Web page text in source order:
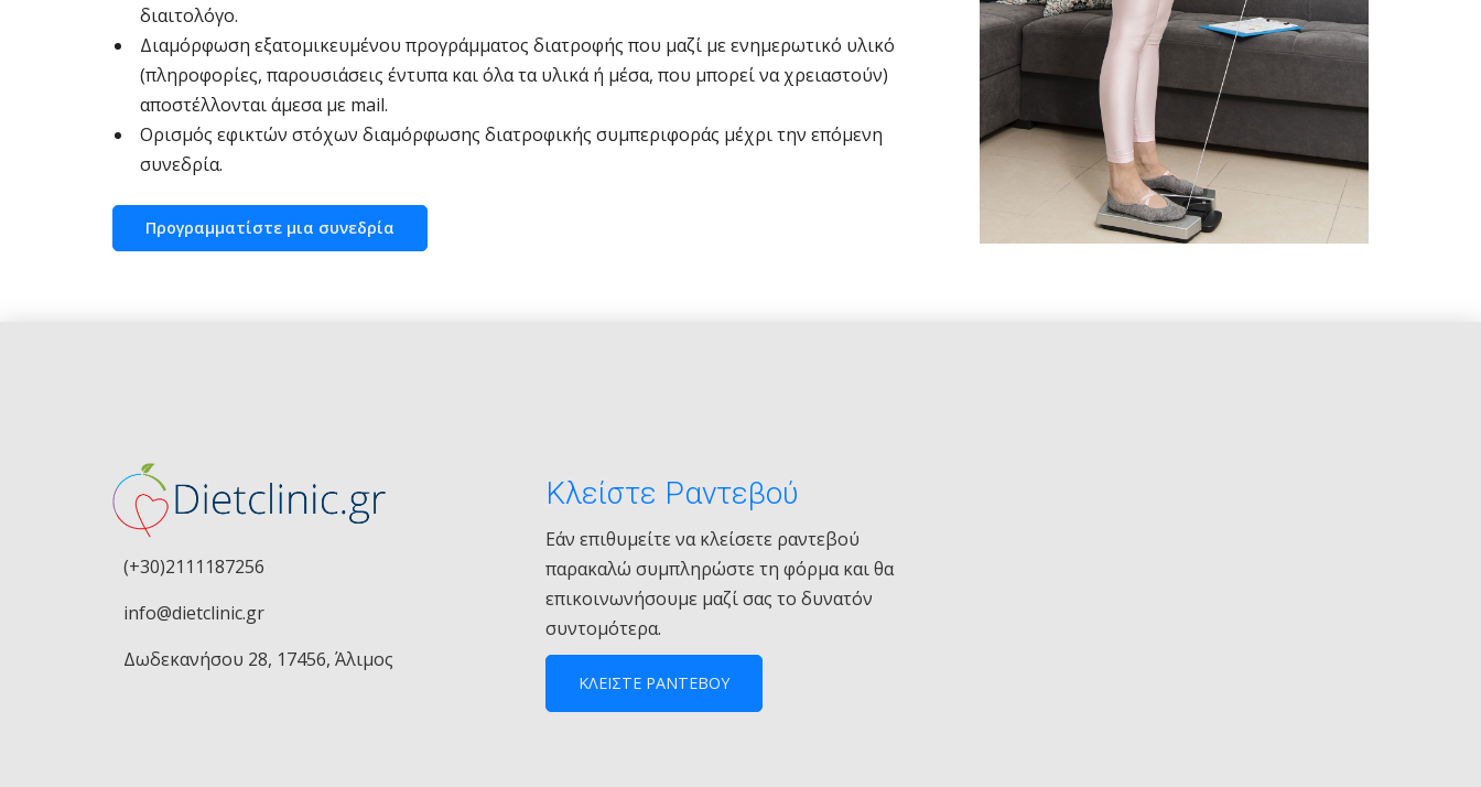
διαιτολόγο.
Διαμόρφωση εξατομικευμένου προγράμματος διατροφής που μαζί με ενημερωτικό υλικό
(πληροφορίες, παρουσιάσεις έντυπα και όλα τα υλικά ή μέσα, που μπορεί να χρειαστούν)
αποστέλλονται άμεσα με mail.
Ορισμός εφικτών στόχων διαμόρφωσης διατροφικής συμπεριφοράς μέχρι την επόμενη
συνεδρία.
Προγραμματίστε μια συνεδρία
(+30)2111187256
info@dietclinic.gr
Δωδεκανήσου 28, 17456, Άλιμος
Κλείστε Ραντεβού
Εάν επιθυμείτε να κλείσετε ραντεβού
παρακαλώ συμπληρώστε τη φόρμα και θα
επικοινωνήσουμε μαζί σας το δυνατόν
συντομότερα.
ΚΛΕΙΣΤΕ ΡΑΝΤΕΒΟΥ